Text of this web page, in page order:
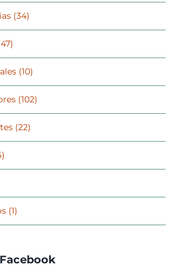
(34)
(10)
(102)
(22)
(1)